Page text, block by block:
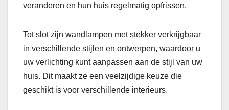
veranderen en hun huis regelmatig opfrissen.
Tot slot zijn wandlampen met stekker verkrijgbaar
in verschillende stijlen en ontwerpen, waardoor u
uw verlichting kunt aanpassen aan de stijl van uw
huis. Dit maakt ze een veelzijdige keuze die
geschikt is voor verschillende interieurs.